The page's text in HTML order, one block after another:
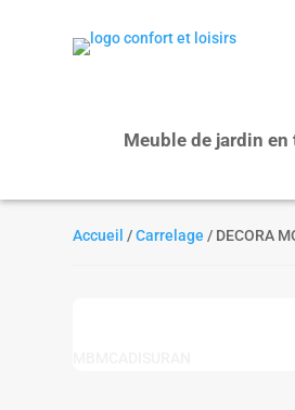
Meuble de jardin en
Accueil /Carrelage / DECORA